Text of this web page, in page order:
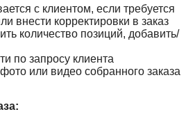
с клиентом, если требуется
внести корректировки в заказ
количество позиций, добавить/
по запросу клиента
или видео собранного заказа